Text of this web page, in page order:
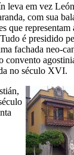
leva em vez
com sua
que representam
é presidido
fachada neo-
convento
no século XVI.
,